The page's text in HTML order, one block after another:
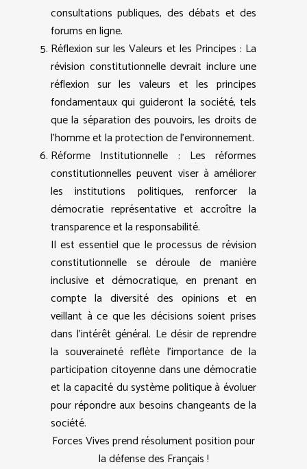
consultations publiques, des débats et des
forums en ligne.
Réflexion sur les Valeurs et les Principes : La
révision constitutionnelle devrait inclure une
réflexion sur les valeurs et les principes
fondamentaux qui guideront la société, tels
que la séparation des pouvoirs, les droits de
l’homme et la protection de l’environnement.
Réforme Institutionnelle : Les réformes
constitutionnelles peuvent viser à améliorer
les institutions politiques, renforcer la
démocratie représentative et accroître la
transparence et la responsabilité.
Il est essentiel que le processus de révision
constitutionnelle se déroule de manière
inclusive et démocratique, en prenant en
compte la diversité des opinions et en
veillant à ce que les décisions soient prises
dans l’intérêt général. Le désir de reprendre
la souveraineté reflète l’importance de la
participation citoyenne dans une démocratie
et la capacité du système politique à évoluer
pour répondre aux besoins changeants de la
société.
Forces Vives prend résolument position pour
la défense des Français !